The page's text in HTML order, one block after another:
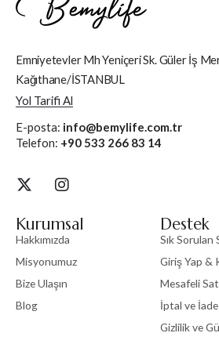
Emniyetevler Mh Yeniçeri Sk. Güler İş
Kağıthane/İSTANBUL
Yol Tarifi Al
E-posta: info@bemylife.com.tr
Telefon: +90 533 266 83 14
Kurumsal
Hakkımızda
Misyonumuz
Bize Ulaşın
Blog
Destek
Sık Sorulan
Giriş Yap &
Mesafeli
İptal ve
Gizlilik ve